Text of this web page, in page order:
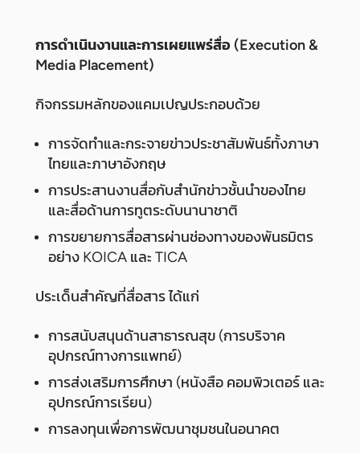
การดำเนินงานและการเผยแพร่สื่อ (Execution &
Media Placement)
กิจกรรมหลักของแคมเปญประกอบด้วย
การจัดทำและกระจายข่าวประชาสัมพันธ์ทั้งภาษา
ไทยและภาษาอังกฤษ
การประสานงานสื่อกับสำนักข่าวชั้นนำของไทย
และสื่อด้านการทูตระดับนานาชาติ
การขยายการสื่อสารผ่านช่องทางของพันธมิตร
อย่าง KOICA และ TICA
ประเด็นสำคัญที่สื่อสาร ได้แก่
การสนับสนุนด้านสาธารณสุข (การบริจาค
อุปกรณ์ทางการแพทย์)
การส่งเสริมการศึกษา (หนังสือ คอมพิวเตอร์ และ
อุปกรณ์การเรียน)
การลงทุนเพื่อการพัฒนาชุมชนในอนาคต